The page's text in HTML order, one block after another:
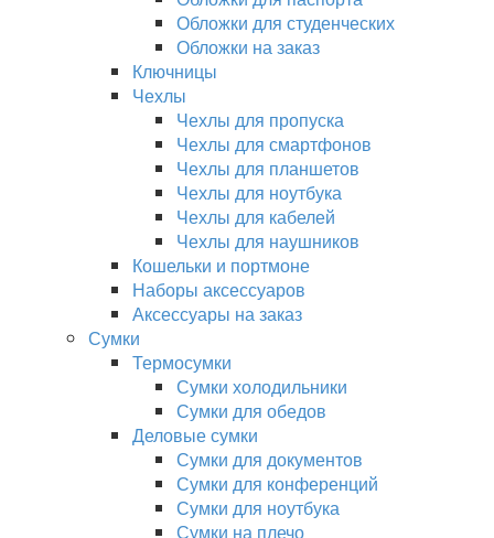
Обложки для студенческих
Обложки на заказ
Ключницы
Чехлы
Чехлы для пропуска
Чехлы для смартфонов
Чехлы для планшетов
Чехлы для ноутбука
Чехлы для кабелей
Чехлы для наушников
Кошельки и портмоне
Наборы аксессуаров
Аксессуары на заказ
Сумки
Термосумки
Сумки холодильники
Сумки для обедов
Деловые сумки
Сумки для документов
Сумки для конференций
Сумки для ноутбука
Сумки на плечо